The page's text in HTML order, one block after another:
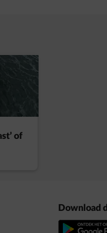
of
Download